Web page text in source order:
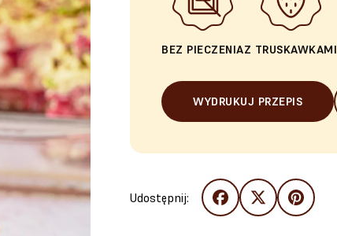
BEZ PIECZENIAZ TRUSKAWKAMI
WYDRUKUJ PRZEPIS
Udostępnij: